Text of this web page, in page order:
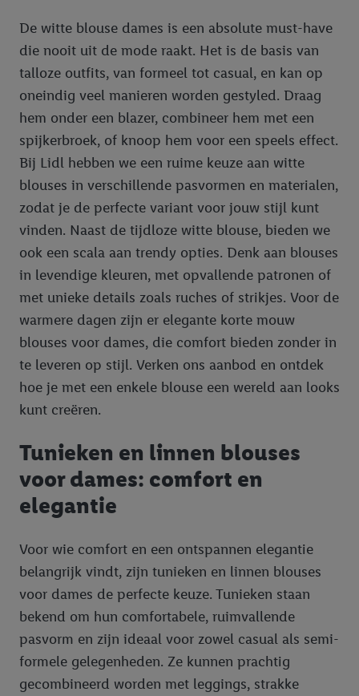
De witte blouse dames is een absolute must-have
die nooit uit de mode raakt. Het is de basis van
talloze outfits, van formeel tot casual, en kan op
oneindig veel manieren worden gestyled. Draag
hem onder een blazer, combineer hem met een
spijkerbroek, of knoop hem voor een speels effect.
Bij Lidl hebben we een ruime keuze aan witte
blouses in verschillende pasvormen en materialen,
zodat je de perfecte variant voor jouw stijl kunt
vinden. Naast de tijdloze witte blouse, bieden we
ook een scala aan trendy opties. Denk aan blouses
in levendige kleuren, met opvallende patronen of
met unieke details zoals ruches of strikjes. Voor de
warmere dagen zijn er elegante korte mouw
blouses voor dames, die comfort bieden zonder in
te leveren op stijl. Verken ons aanbod en ontdek
hoe je met een enkele blouse een wereld aan looks
kunt creëren.
Tunieken en linnen blouses
voor dames: comfort en
elegantie
Voor wie comfort en een ontspannen elegantie
belangrijk vindt, zijn tunieken en linnen blouses
voor dames de perfecte keuze. Tunieken staan
bekend om hun comfortabele, ruimvallende
pasvorm en zijn ideaal voor zowel casual als semi-
formele gelegenheden. Ze kunnen prachtig
gecombineerd worden met leggings, strakke